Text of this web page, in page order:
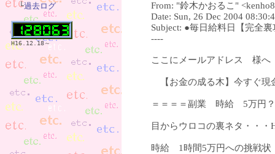
From: "鈴木かおるこ"
Date: Sun, 26 Dec 2004
Subject: ●毎日給料日【完全
----
ここにメールアドレス 様へ
【お金の成る木】今すぐ現
＝＝＝＝副業 時給 5万円？
目からウロコの裏ネタ・・
時給 1時間5万円への挑戦状
└過去ログ
H16.12.18～